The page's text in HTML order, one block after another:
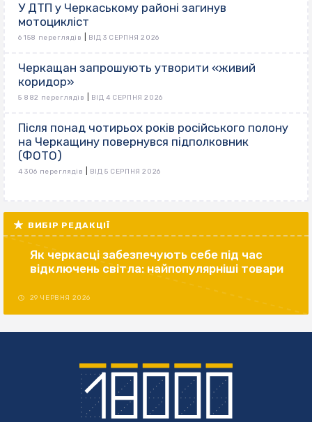
У ДТП у Черкаському районі загинув
мотоцикліст
6 158 переглядів ВІД 3 СЕРПНЯ 2026
Черкащан запрошують утворити «живий
коридор»
5 882 переглядів ВІД 4 СЕРПНЯ 2026
Після понад чотирьох років російського полону
на Черкащину повернувся підполковник
(ФОТО)
4 306 переглядів ВІД 5 СЕРПНЯ 2026
ВИБІР РЕДАКЦІЇ
Як черкасці забезпечують себе під час
відключень світла: найпопулярніші товари
29 ЧЕРВНЯ 2026